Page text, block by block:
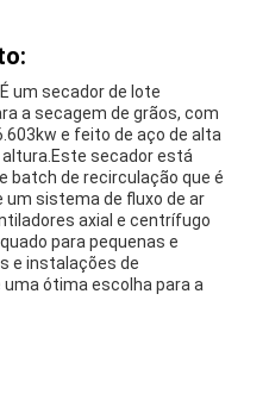
É um secador de lote
a secagem de grãos, com
e feito de aço de alta
secador está
batch de recirculação que é
sistema de fluxo de ar
axial e centrífugo
para pequenas e
e instalações de
ótima escolha para a